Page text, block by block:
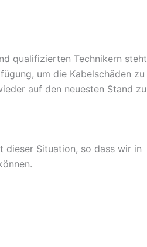
qualifizierten Technikern steht
um die Kabelschäden zu
auf den neuesten Stand zu
dieser Situation, so dass wir in